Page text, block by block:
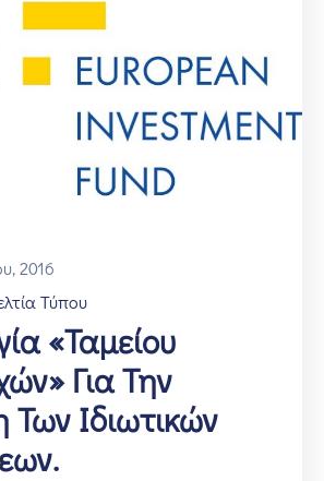
2016
Τύπου
«Ταμείου
Για Την
Των Ιδιωτικών